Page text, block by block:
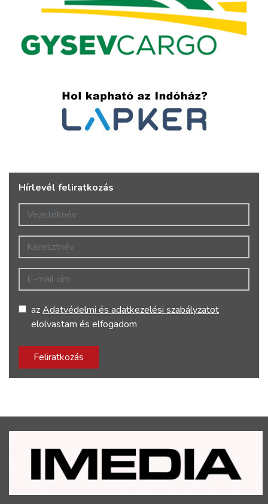
Hírlevél feliratkozás
Vezetéknév
Keresztnév
E-mail cím
azAdatvédelmi és adatkezelési szabályzatot
elolvastam és elfogadom
Feliratkozás